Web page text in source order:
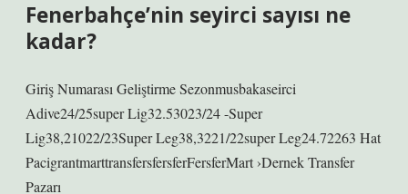
Fenerbahçe’nin seyirci sayısı ne
kadar?
Giriş Numarası Geliştirme Sezonmusbakaseirci
Adive24/25super Lig32.53023/24 -Super
Lig38,21022/23Super Leg38,3221/22super Leg24.72263 Hat
PacigrantmarttransfersfersferFersferMart ›Dernek Transfer
Pazarı